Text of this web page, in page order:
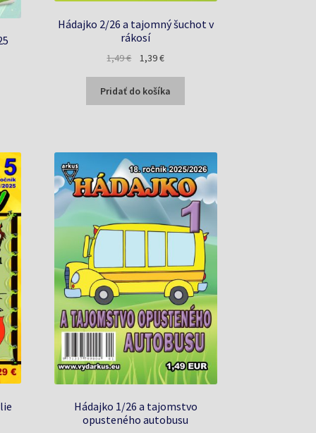
Hádajko 2/26 a tajomný šuchot v
rákosí
1,49€
Pôvodná
bola:
1,49 €.
1,39€Aktuálna
je:
1,39 €.
Pridať do košíka
Hádajko 1/26 a tajomstvo
opusteného autobusu